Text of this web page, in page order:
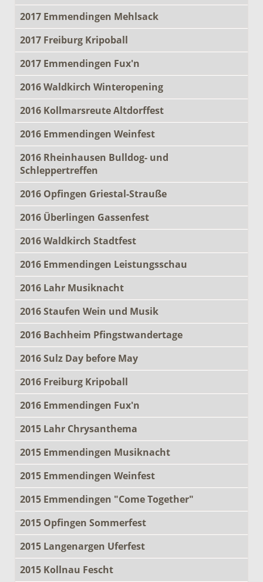
2017 Emmendingen Mehlsack
2017 Freiburg Kripoball
2017 Emmendingen Fux'n
2016 Waldkirch Winteropening
2016 Kollmarsreute Altdorffest
2016 Emmendingen Weinfest
2016 Rheinhausen Bulldog- und
Schleppertreffen
2016 Opfingen Griestal-Strauße
2016 Überlingen Gassenfest
2016 Waldkirch Stadtfest
2016 Emmendingen Leistungsschau
2016 Lahr Musiknacht
2016 Staufen Wein und Musik
2016 Bachheim Pfingstwandertage
2016 Sulz Day before May
2016 Freiburg Kripoball
2016 Emmendingen Fux'n
2015 Lahr Chrysanthema
2015 Emmendingen Musiknacht
2015 Emmendingen Weinfest
2015 Emmendingen "Come Together"
2015 Opfingen Sommerfest
2015 Langenargen Uferfest
2015 Kollnau Fescht